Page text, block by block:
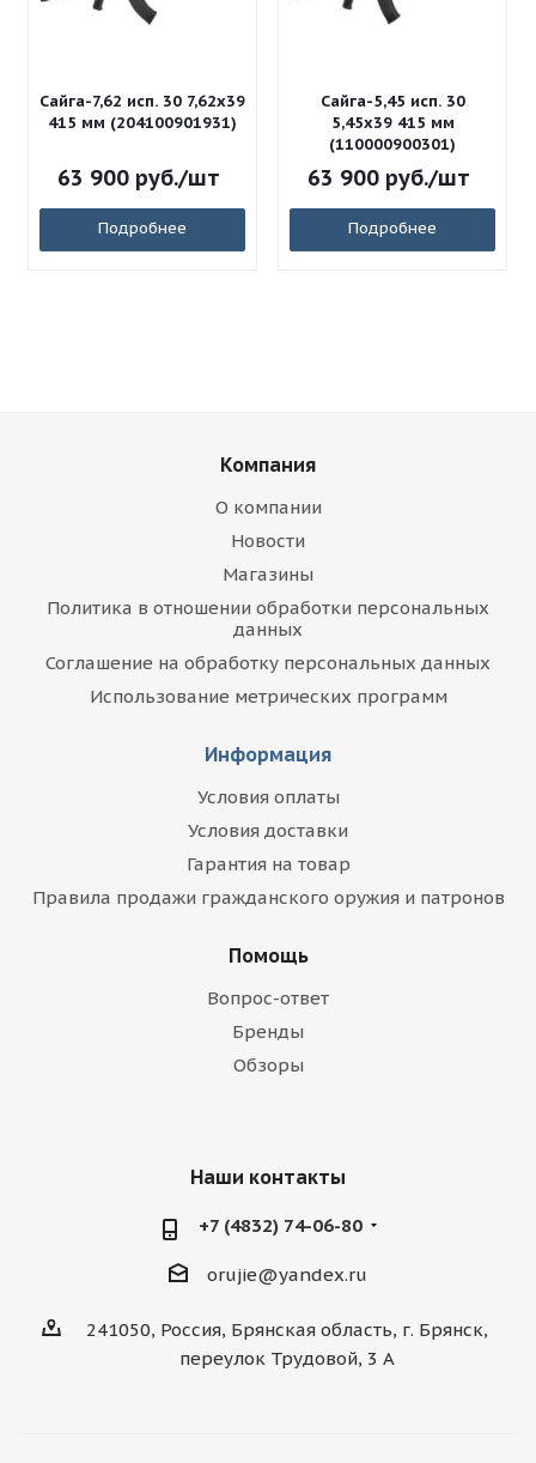
Сайга-7,62 исп. 30 7,62x39
415 мм (204100901931)
63 900руб./шт
Подробнее
Сайга-5,45 исп. 30
5,45x39 415 мм
(110000900301)
63 900руб./шт
Подробнее
Компания
О компании
Новости
Магазины
Политика в отношении обработки персональных
данных
Соглашение на обработку персональных данных
Использование метрических программ
Информация
Условия оплаты
Условия доставки
Гарантия на товар
Правила продажи гражданского оружия и патронов
Помощь
Вопрос-ответ
Бренды
Обзоры
Наши контакты
+7 (4832) 74-06-80
orujie@yandex.ru
241050, Россия, Брянская область, г. Брянск,
переулок Трудовой, 3 А